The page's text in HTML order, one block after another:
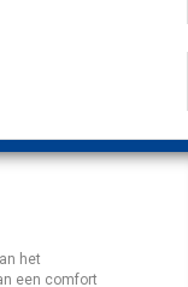
het
een comfort